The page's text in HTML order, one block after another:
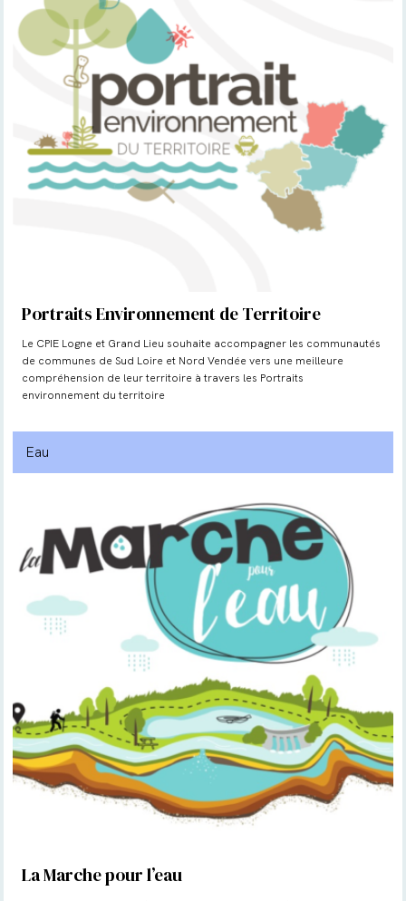
Portraits Environnement de Territoire
Le CPIE Logne et Grand Lieu souhaite accompagner les communautés
de communes de Sud Loire et Nord Vendée vers une meilleure
compréhension de leur territoire à travers les Portraits
environnement du territoire
Eau
La Marche pour l’eau